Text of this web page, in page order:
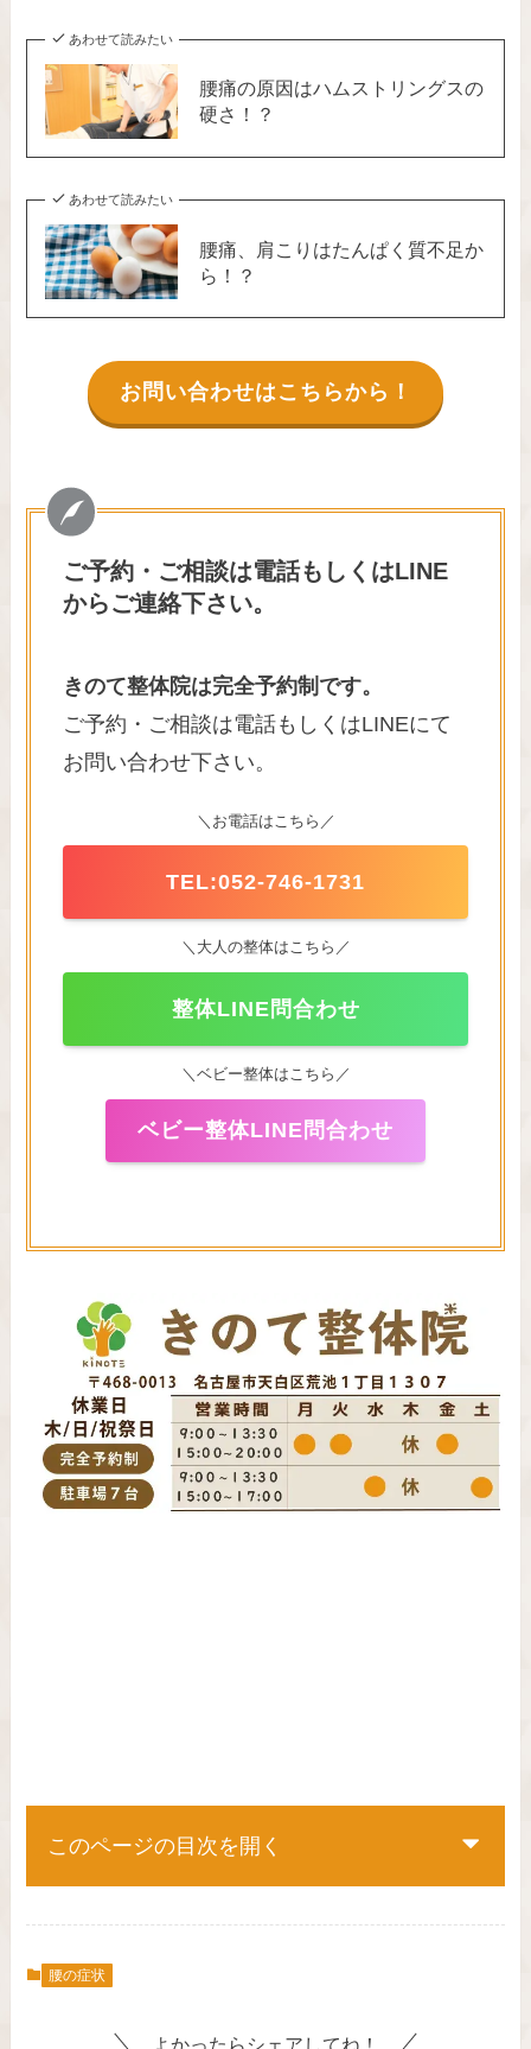
あわせて読みたい
腰痛の原因はハムストリングスの
硬さ！？
あわせて読みたい
腰痛、肩こりはたんぱく質不足か
ら！？
お問い合わせはこちらから！
ご予約・ご相談は電話もしくはLINE
からご連絡下さい。
きのて整体院は完全予約制です。
ご予約・ご相談は電話もしくはLINEにて
お問い合わせ下さい。
＼お電話はこちら／
TEL:052-746-1731
＼大人の整体はこちら／
整体LINE問合わせ
＼ベビー整体はこちら／
ベビー整体LINE問合わせ
このページの目次を開く
腰の症状
よかったらシェアしてね！